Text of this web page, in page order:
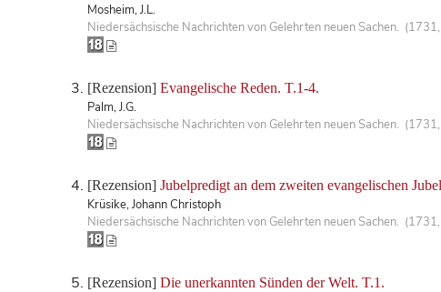
Mosheim, J.L.
Niedersächsische Nachrichten von Gelehrten neuen Sachen.
[Rezension] Evangelische Reden. T.1-4.
Palm, J.G.
Niedersächsische Nachrichten von Gelehrten neuen Sachen.
[Rezension] Jubelpredigt an dem zweiten evangelischen
Krüsike, Johann Christoph
Niedersächsische Nachrichten von Gelehrten neuen Sachen.
[Rezension] Die unerkannten Sünden der Welt. T.1.